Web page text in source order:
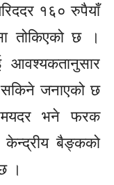
१६० रुपैयाँ
तोकिएको छ ।
आवश्यकतानुसार
जनाएको छ
भने फरक
केन्द्रीय बैङ्कको
।